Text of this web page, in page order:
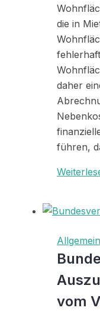
die in
daher
führen,
Allgemein
vom